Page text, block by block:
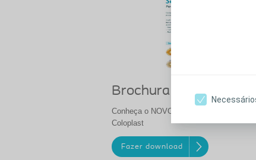
Brochura
Conheça o NOVO SenSura Convex 1-
Coloplast
Fazer download